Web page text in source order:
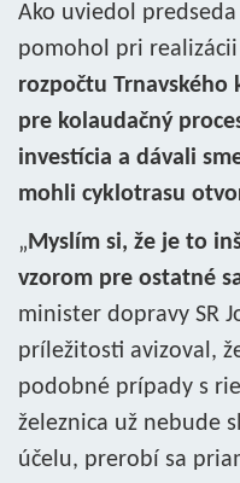
Ako uviedol predseda
pomohol pri
rozpočtu Trnavského
pre kolaudačný
investícia a dávali
mohli cyklotrasu
„Myslím si, že je to
vzorom pre ostatné
minister dopravy SR
príležitosti avizoval,
podobné prípady s
železnica už nebude
účelu, prerobí sa